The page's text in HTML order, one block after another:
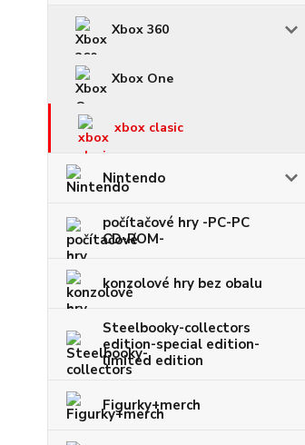
Xbox 360
Xbox One
xbox clasic
Nintendo
počítačové hry -PC-PC
CD-ROM-
konzolové hry bez obalu
Steelbooky-collectors
edition-special edition-
limited edition
Figurky+merch